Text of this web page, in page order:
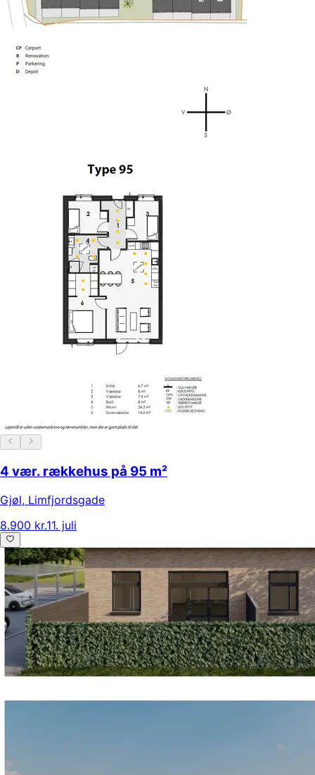
4 vær. rækkehus på 95 m²
Gjøl, Limfjordsgade
8.900 kr.11. juli